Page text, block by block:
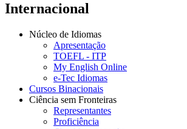
Internacional
Núcleo de Idiomas
Apresentação
TOEFL - ITP
My English Online
e-Tec Idiomas
Cursos Binacionais
Ciência sem Fronteiras
Representantes
Proficiência